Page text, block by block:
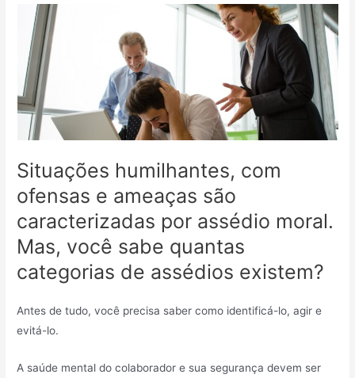
Situações humilhantes, com
ofensas e ameaças são
caracterizadas por assédio moral.
Mas, você sabe quantas
categorias de assédios existem?
Antes de tudo, você precisa saber como identificá-lo, agir e
evitá-lo.
A saúde mental do colaborador e sua segurança devem ser